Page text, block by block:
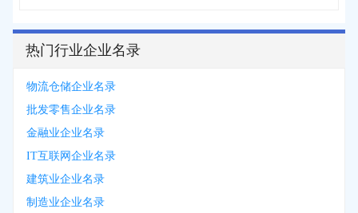
热门行业企业名录
物流仓储企业名录
批发零售企业名录
金融业企业名录
IT互联网企业名录
建筑业企业名录
制造业企业名录